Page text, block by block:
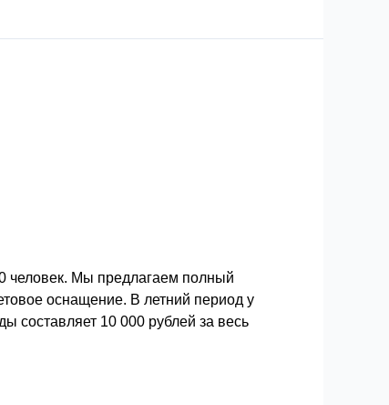
человек. Мы предлагаем полный
оснащение. В летний период у
составляет 10 000 рублей за весь